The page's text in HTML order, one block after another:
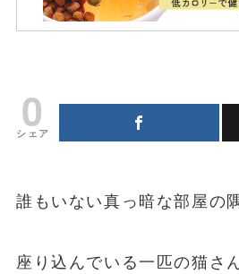
0
シェア
誰もいない真っ暗な部屋の
座り込んでいる一匹の猫さん